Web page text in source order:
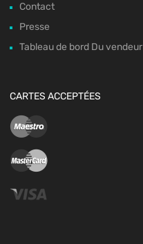
Contact
Presse
Tableau de bord Du vendeur
CARTES ACCEPTÉES